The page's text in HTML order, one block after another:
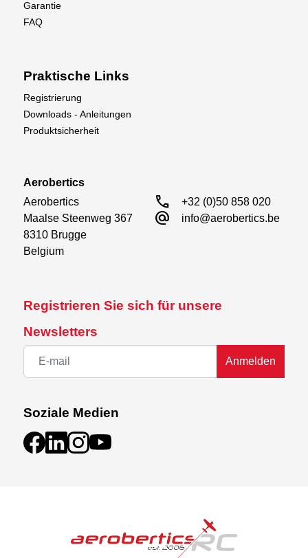
Registrieren Sie sich für unsere
Newsletters
Anmelden
Soziale Medien
Garantie
FAQ
Praktische Links
Registrierung
Downloads - Anleitungen
Produktsicherheit
Aerobertics
Aerobertics
Maalse Steenweg 367
8310 Brugge
Belgium
call +32 (0)50 858 020
alternate_email info@aerobertics.be